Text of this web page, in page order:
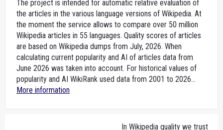
The project is intended for automatic relative evaluation of
the articles in the various language versions of Wikipedia. At
the moment the service allows to compare over 50 million
Wikipedia articles in 55 languages. Quality scores of articles
are based on Wikipedia dumps from July, 2026. When
calculating current popularity and AI of articles data from
June 2026 was taken into account. For historical values of
popularity and AI WikiRank used data from 2001 to 2026...
More information
In Wikipedia quality we trust